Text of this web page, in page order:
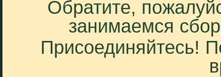
Обратите,
занимаемся
Присоединяйтесь!